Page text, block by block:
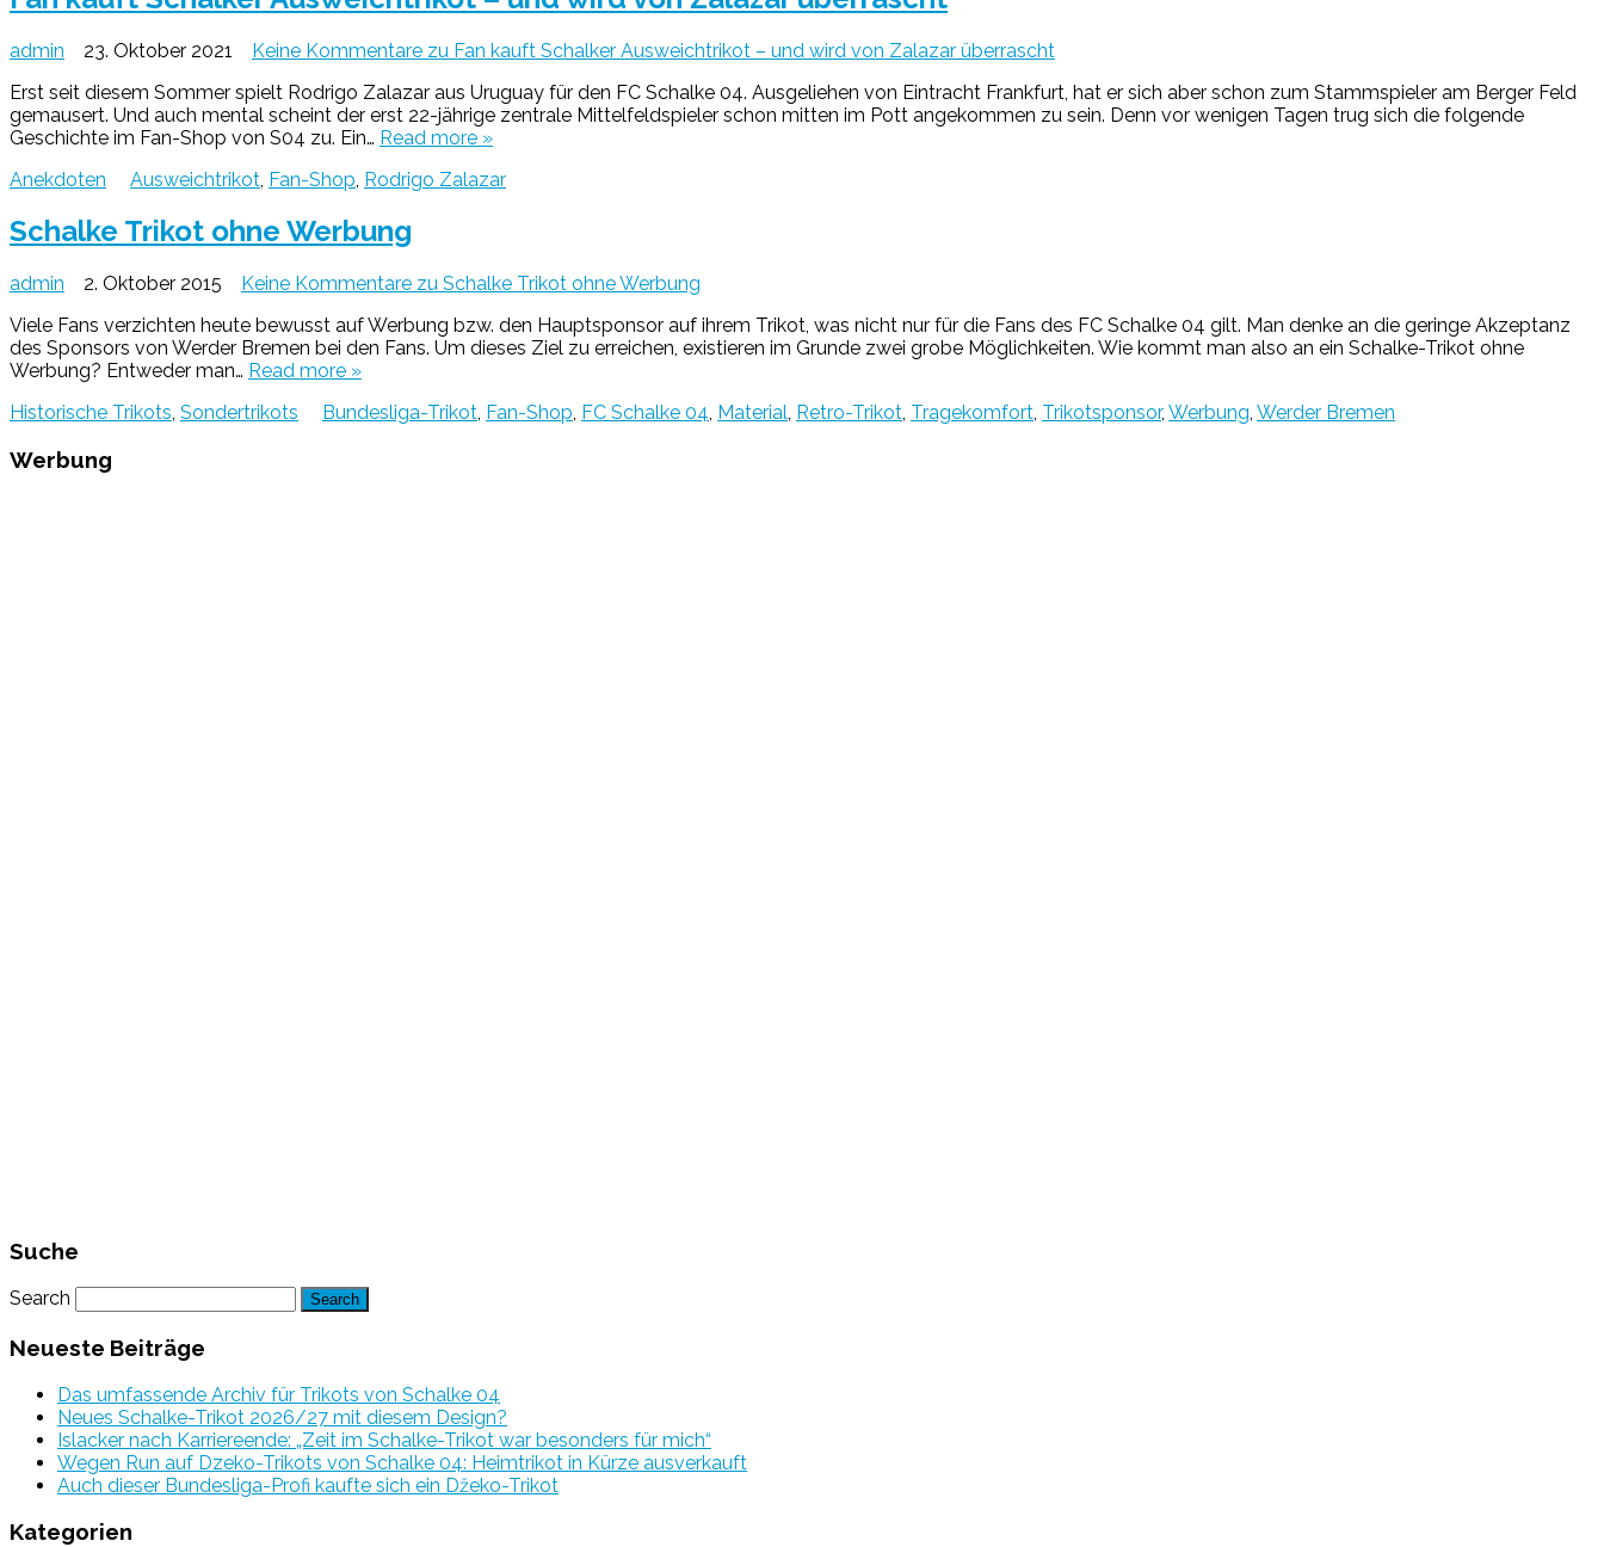
admin 23. Oktober 2021 Keine Kommentare zu Fan kauft Schalker Ausweichtrikot – und wird von Zalazar überrascht
Erst seit diesem Sommer spielt Rodrigo Zalazar aus Uruguay für den FC Schalke 04. Ausgeliehen von Eintracht Frankfurt, hat er sich aber schon zum Stammspieler am Berger Feld
gemausert. Und auch mental scheint der erst 22-jährige zentrale Mittelfeldspieler schon mitten im Pott angekommen zu sein. Denn vor wenigen Tagen trug sich die folgende
Geschichte im Fan-Shop von S04 zu. Ein… Read more »
Anekdoten
Ausweichtrikot Fan-Shop Rodrigo Zalazar
Schalke Trikot ohne Werbung
admin 2. Oktober 2015 Keine Kommentare zu Schalke Trikot ohne Werbung
Viele Fans verzichten heute bewusst auf Werbung bzw. den Hauptsponsor auf ihrem Trikot, was nicht nur für die Fans des FC Schalke 04 gilt. Man denke an die geringe Akzeptanz
des Sponsors von Werder Bremen bei den Fans. Um dieses Ziel zu erreichen, existieren im Grunde zwei grobe Möglichkeiten. Wie kommt man also an ein Schalke-Trikot ohne
Werbung? Entweder man… Read more »
Historische Trikots, Sondertrikots Bundesliga-Trikot, Fan-Shop, FC Schalke 04, Material, Retro-Trikot, Tragekomfort, Trikotsponsor, Werbung, Werder Bremen
Werbung
Suche
Search
Neueste Beiträge
Das umfassende Archiv für Trikots von Schalke 04
Neues Schalke-Trikot 2026/27 mit diesem Design?
Islacker nach Karriereende: „Zeit im Schalke-Trikot war besonders für mich“
Wegen Run auf Dzeko-Trikots von Schalke 04: Heimtrikot in Kürze ausverkauft
Auch dieser Bundesliga-Profi kaufte sich ein Džeko-Trikot
Kategorien